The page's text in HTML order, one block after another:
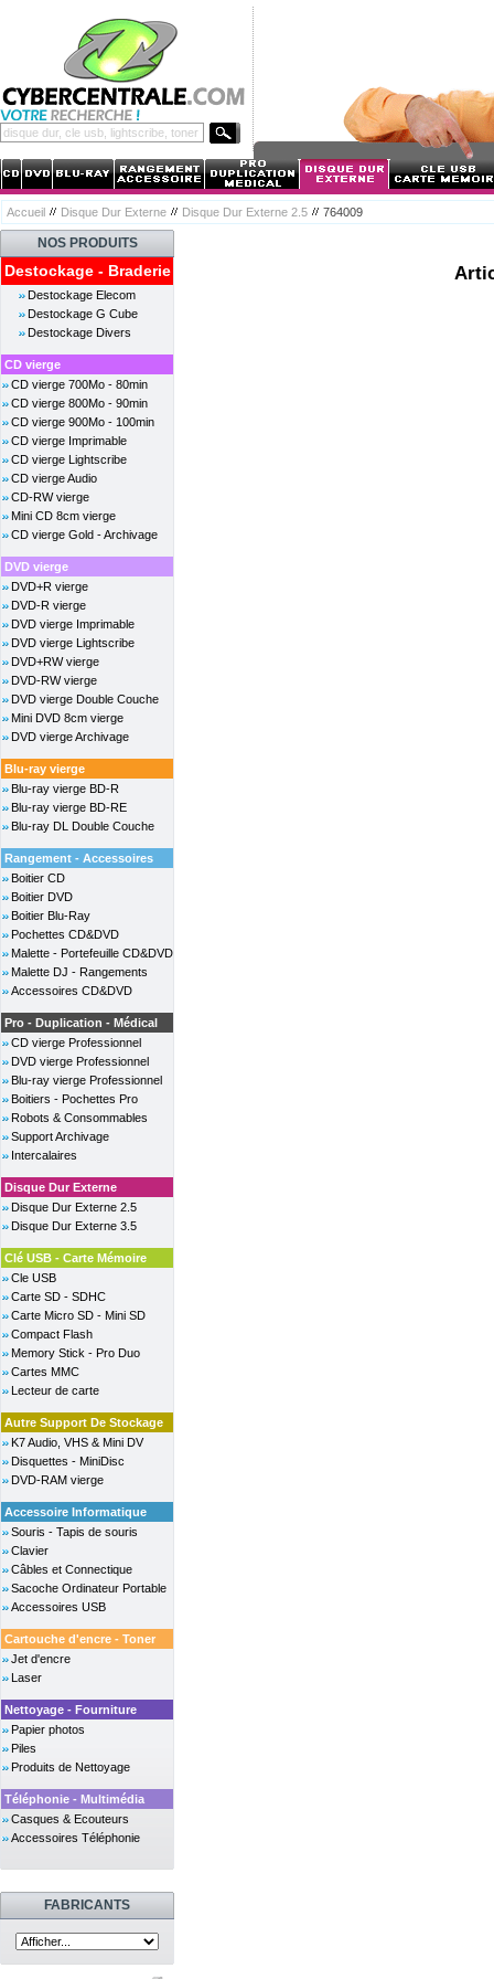
Accueil Disque Dur Externe Disque Dur Externe 2.5 764009
NOS PRODUITS
Destockage - Braderie
Destockage Elecom
Destockage G Cube
Destockage Divers
CD vierge
CD vierge 700Mo - 80min
CD vierge 800Mo - 90min
CD vierge 900Mo - 100min
CD vierge Imprimable
CD vierge Lightscribe
CD vierge Audio
CD-RW vierge
Mini CD 8cm vierge
CD vierge Gold - Archivage
DVD vierge
DVD+R vierge
DVD-R vierge
DVD vierge Imprimable
DVD vierge Lightscribe
DVD+RW vierge
DVD-RW vierge
DVD vierge Double Couche
Mini DVD 8cm vierge
DVD vierge Archivage
Blu-ray vierge
Blu-ray vierge BD-R
Blu-ray vierge BD-RE
Blu-ray DL Double Couche
Rangement - Accessoires
Boitier CD
Boitier DVD
Boitier Blu-Ray
Pochettes CD&DVD
Malette - Portefeuille CD&DVD
Malette DJ - Rangements
Accessoires CD&DVD
Pro - Duplication - Médical
CD vierge Professionnel
DVD vierge Professionnel
Blu-ray vierge Professionnel
Boitiers - Pochettes Pro
Robots & Consommables
Support Archivage
Intercalaires
Disque Dur Externe
Disque Dur Externe 2.5
Disque Dur Externe 3.5
Clé USB - Carte Mémoire
Cle USB
Carte SD - SDHC
Carte Micro SD - Mini SD
Compact Flash
Memory Stick - Pro Duo
Cartes MMC
Lecteur de carte
Autre Support De Stockage
K7 Audio, VHS & Mini DV
Disquettes - MiniDisc
DVD-RAM vierge
Accessoire Informatique
Souris - Tapis de souris
Clavier
Câbles et Connectique
Sacoche Ordinateur Portable
Accessoires USB
Cartouche d'encre - Toner
Jet d'encre
Laser
Nettoyage - Fourniture
Papier photos
Piles
Produits de Nettoyage
Téléphonie - Multimédia
Casques & Ecouteurs
Accessoires Téléphonie
FABRICANTS